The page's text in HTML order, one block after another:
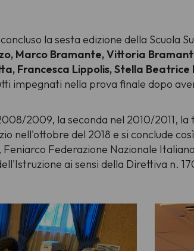
la sesta edizione della Scuola
Marco Bramante, Vittoria
Francesca Lippolis, Stella
impegnati nella prova finale dopo
2009, la seconda nel 2010/2011,
nell'ottobre del 2018 e si conclude
Federazione Nazionale
ai sensi della Direttiva n.